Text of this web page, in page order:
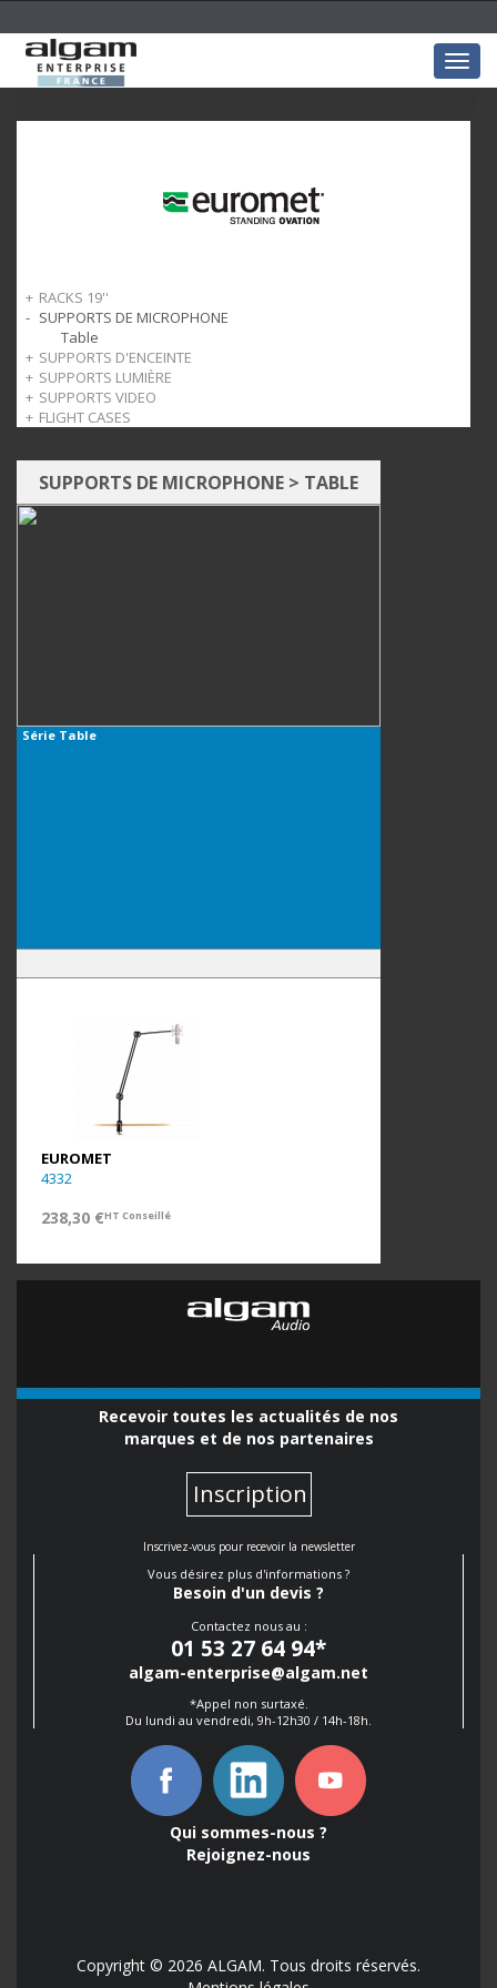
RACKS 19''
Produits Stop
Armoires
Accessoires
SUPPORTS DE MICROPHONE
Table
SUPPORTS D'ENCEINTE
Murale
Tubes
Vibelock
SUPPORTS LUMIÈRE
Adaptateurs
SUPPORTS VIDEO
Projecteurs
FLIGHT CASES
SUPPORTS DE MICROPHONE > TABLE
Série Table
EUROMET
4332
238,30 €HT Conseillé
Recevoir toutes les actualités de nos
marques et de nos partenaires
Inscription
Inscrivez-vous pour recevoir la newsletter
Vous désirez plus d'informations ?
Besoin d'un devis ?
Contactez nous au :
01 53 27 64 94*
algam-enterprise@algam.net
*Appel non surtaxé.
Du lundi au vendredi, 9h-12h30 / 14h-18h.
Qui sommes-nous ?
Rejoignez-nous
Copyright © 2026 ALGAM. Tous droits réservés.